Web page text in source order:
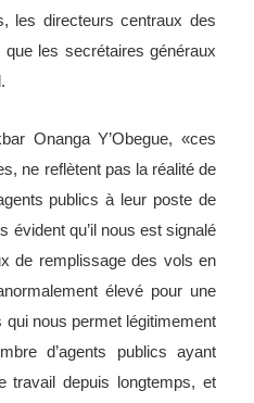
les directeurs centraux des
les secrétaires généraux
Onanga Y’Obegue, «ces
ne reflètent pas la réalité de
publics à leur poste de
évident qu’il nous est signalé
de remplissage des vols en
élevé pour une
qui nous permet légitimement
d’agents publics ayant
travail depuis longtemps, et